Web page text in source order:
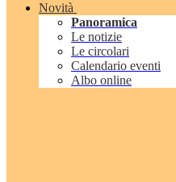
Novità
Panoramica
Le notizie
Le circolari
Calendario eventi
Albo online